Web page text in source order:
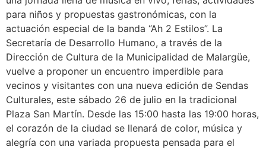
para niños y propuestas gastronómicas, con la
actuación especial de la banda “Ah 2 Estilos”. La
Secretaría de Desarrollo Humano, a través de la
Dirección de Cultura de la Municipalidad de Malargüe,
vuelve a proponer un encuentro imperdible para
vecinos y visitantes con una nueva edición de Sendas
Culturales, este sábado 26 de julio en la tradicional
Plaza San Martín. Desde las 15:00 hasta las 19:00 horas,
el corazón de la ciudad se llenará de color, música y
alegría con una variada propuesta pensada para el